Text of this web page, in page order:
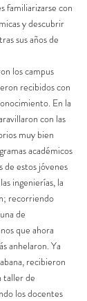
familiarizarse con
y descubrir
sus años de
los campus
recibidos con
En la
con las
muy bien
académicos
de estos jóvenes
ingenierías, la
recorriendo
de
que ahora
anhelaron. Ya
recibieron
taller de
los docentes